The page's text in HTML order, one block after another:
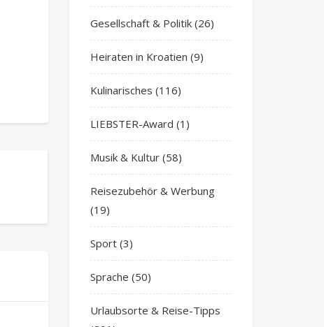
Gesellschaft & Politik(26)
Heiraten in Kroatien (9)
Kulinarisches (116)
LIEBSTER-Award (1)
Musik & Kultur(58)
Reisezubehör & Werbung
(19)
Sport(3)
Sprache (50)
Urlaubsorte & Reise-Tipps